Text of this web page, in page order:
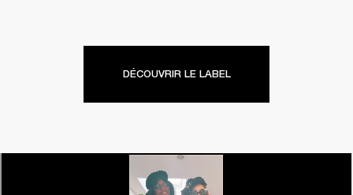
DÉCOUVRIR LE LABEL